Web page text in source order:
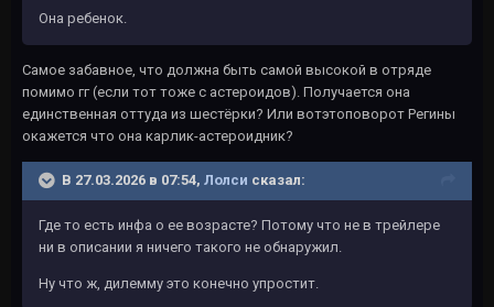
Она ребенок.
Самое забавное, что должна быть самой высокой в отряде
помимо гг (если тот тоже с астероидов). Получается она
единственная оттуда из шестёрки? Или вотэтоповорот Регины
окажется что она карлик-астероидник?
В 27.03.2026 в 07:54, Лолси сказал:
Где то есть инфа о ее возрасте? Потому что не в трейлере
ни в описании я ничего такого не обнаружил.
Ну что ж, дилемму это конечно упростит.